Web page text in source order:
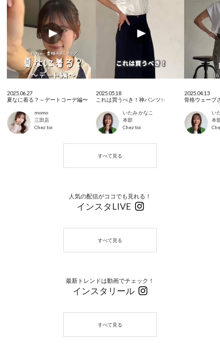
2025.06.27
夏なに着る？～デートコーデ編〜
momo
三田店
Chez toi
2025.05.18
これは買うべき！神パンツ✨
いたみ かなこ
本部
Chez toi
2025.04.13
い
本
人気の配信がココでも見れる！
インスタLIVE
最新トレンドは動画でチェック！
インスタリール